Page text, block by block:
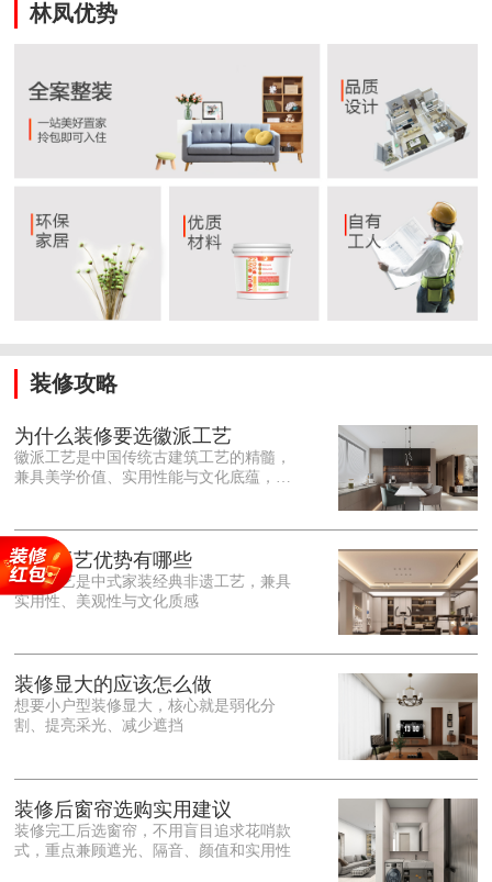
林凤优势
装修攻略
为什么装修要选徽派工艺
徽派工艺是中国传统古建筑工艺的精髓，
兼具美学价值、实用性能与文化底蕴，优
雕细琢的砖、木、石雕为特色，线条古朴
大气，意境悠远，自带东方中式雅致韵
味，耐看且不易过时。<o:p></o:p> 在工
艺品质上，徽派工艺遵循古法匠心工序，
保耐用，抗风化、耐腐蚀，使用
徽派工艺优势有哪些
徽派工艺是中式家装经典非遗工艺，兼具
实用性、美观性与文化质感
装修显大的应该怎么做
想要小户型装修显大，核心就是弱化分
割、提亮采光、减少遮挡
装修后窗帘选购实用建议
装修完工后选窗帘，不用盲目追求花哨款
式，重点兼顾遮光、隔音、颜值和实用性